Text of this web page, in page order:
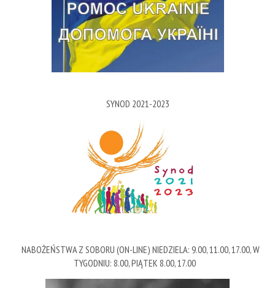
SYNOD 2021-2023
NABOŻEŃSTWA Z SOBORU (ON-LINE) NIEDZIELA: 9.00, 11.00, 17.00, W
TYGODNIU: 8.00, PIĄTEK 8.00, 17.00